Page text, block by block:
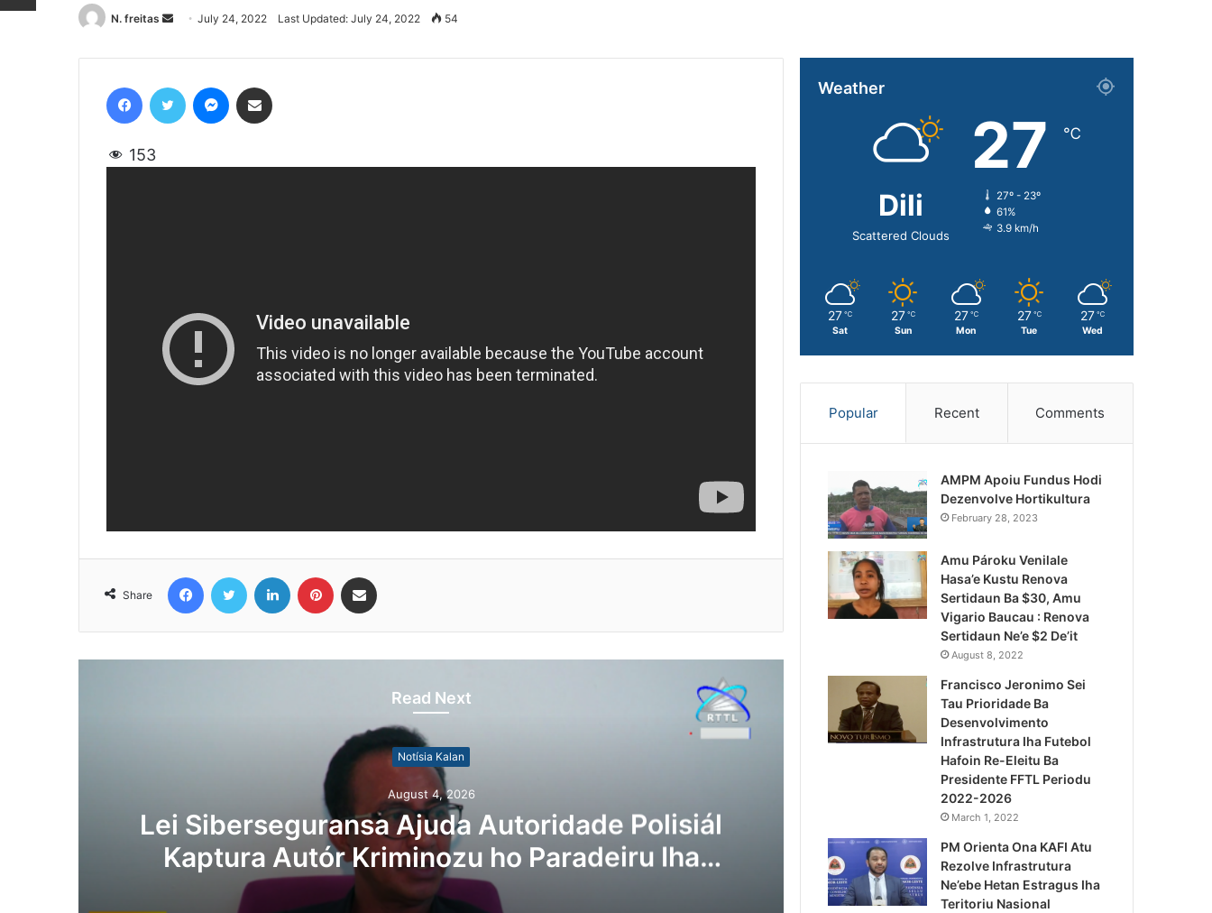
N. freitas
Send
email
July 24, 2022 Last Updated: July 24, 2022 54
153
Share
Read Next
Notísia Kalan
August 4, 2026
Lei Siberseguransa Ajuda Autoridade Polisiál
Kaptura Autór Kriminozu ho Paradeiru Iha
Estranjeiru
Kazu Transferénsia
Singapura, Advogadu
Weather
Dili
Scattered Clouds
27 ℃
27º - 23º
61%
3.9 km/h
27 ℃
Sat
27 ℃
Sun
27 ℃
Mon
27 ℃
Tue
27 ℃
Wed
Popular Recent Comments
AMPM Apoiu Fundus Hodi
Dezenvolve Hortikultura
February 28, 2023
Amu Pároku Venilale
Hasa’e Kustu Renova
Sertidaun Ba $30, Amu
Vigario Baucau : Renova
Sertidaun Ne’e $2 De’it
August 8, 2022
Francisco Jeronimo Sei
Tau Prioridade Ba
Desenvolvimento
Infrastrutura Iha Futebol
Hafoin Re-Eleitu Ba
Presidente FFTL Periodu
2022-2026
March 1, 2022
PM Orienta Ona KAFI Atu
Rezolve Infrastrutura
Ne’ebe Hetan Estragus Iha
Teritoriu Nasional